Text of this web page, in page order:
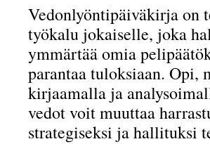
Vedonlyöntipäiväkirja on
työkalu jokaiselle, joka
ymmärtää omia
parantaa tuloksiaan. Opi,
kirjaamalla ja
vedot voit muuttaa
strategiseksi ja hallituksi